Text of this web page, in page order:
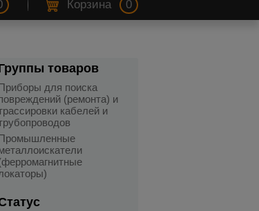
Корзина 0
товаров
для поиска
(ремонта) и
кабелей и